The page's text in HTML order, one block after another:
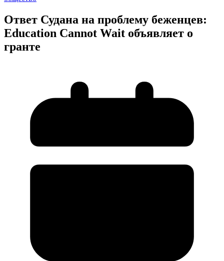
Ответ Судана на проблему беженцев:
Education Cannot Wait объявляет о
гранте